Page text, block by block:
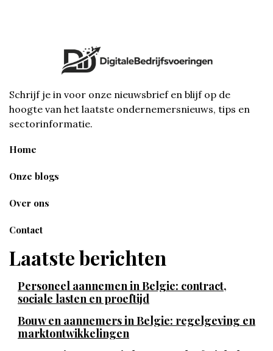
Schrijf je in voor onze nieuwsbrief en blijf op de
hoogte van het laatste ondernemersnieuws, tips en
sectorinformatie.
Home
Onze blogs
Over ons
Contact
Laatste berichten
Personeel aannemen in Belgie: contract,
sociale lasten en proeftijd
Bouw en aannemers in Belgie: regelgeving en
marktontwikkelingen